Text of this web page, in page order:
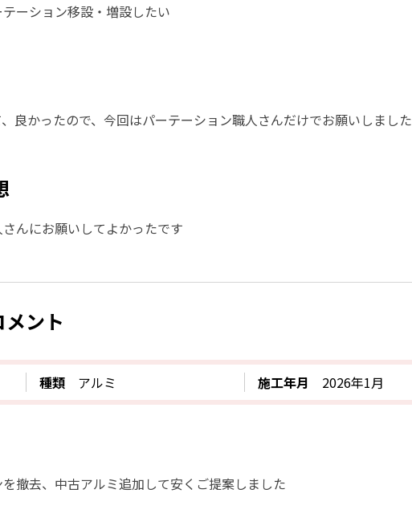
ーション移設・増設したい
良かったので、今回はパーテーション職人さんだけでお願いしました
んにお願いしてよかったです
ント
種類 アルミ 施工年月 2026年1月
撤去、中古アルミ追加して安くご提案しました